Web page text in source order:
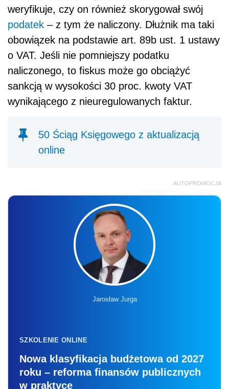
weryfikuje, czy on również skorygował swój
podatek – z tym że naliczony. Dłużnik ma taki
obowiązek na podstawie art. 89b ust. 1 ustawy
o VAT. Jeśli nie pomniejszy podatku
naliczonego, to fiskus może go obciążyć
sankcją w wysokości 30 proc. kwoty VAT
wynikającego z nieuregulowanych faktur.
50 Ściąg Księgowego z aktualizacją
online
AUTOPROMOCJA
Jarosław Jurga
SZKOLENIE ONLINE
Nowa klasyfikacja budżetowa od 2027
roku – reforma finansów publicznych
w praktyce